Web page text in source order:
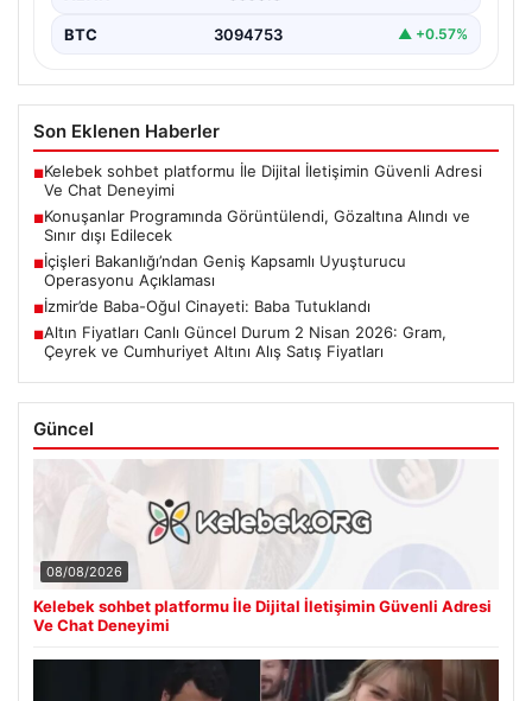
BTC 3094753 ▲ +0.57%
Son Eklenen Haberler
■Kelebek sohbet platformu İle Dijital İletişimin Güvenli Adresi
Ve Chat Deneyimi
■Konuşanlar Programında Görüntülendi, Gözaltına Alındı ve
Sınır dışı Edilecek
■İçişleri Bakanlığı’ndan Geniş Kapsamlı Uyuşturucu
Operasyonu Açıklaması
■İzmir’de Baba-Oğul Cinayeti: Baba Tutuklandı
■Altın Fiyatları Canlı Güncel Durum 2 Nisan 2026: Gram,
Çeyrek ve Cumhuriyet Altını Alış Satış Fiyatları
Güncel
08/08/2026
Kelebek sohbet platformu İle Dijital İletişimin Güvenli Adresi
Ve Chat Deneyimi